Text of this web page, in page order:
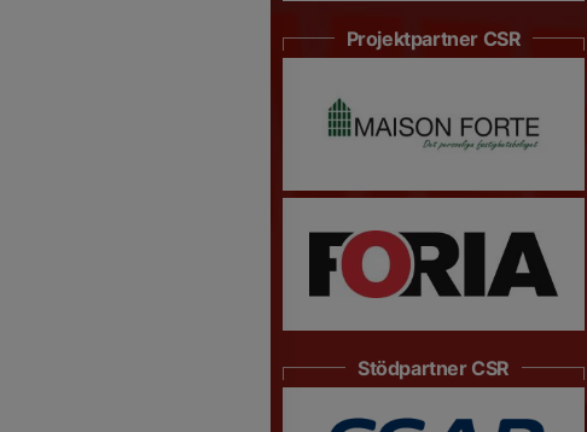
Projektpartner CSR
Stödpartner CSR